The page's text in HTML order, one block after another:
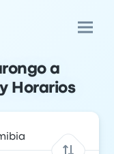
a
Horarios